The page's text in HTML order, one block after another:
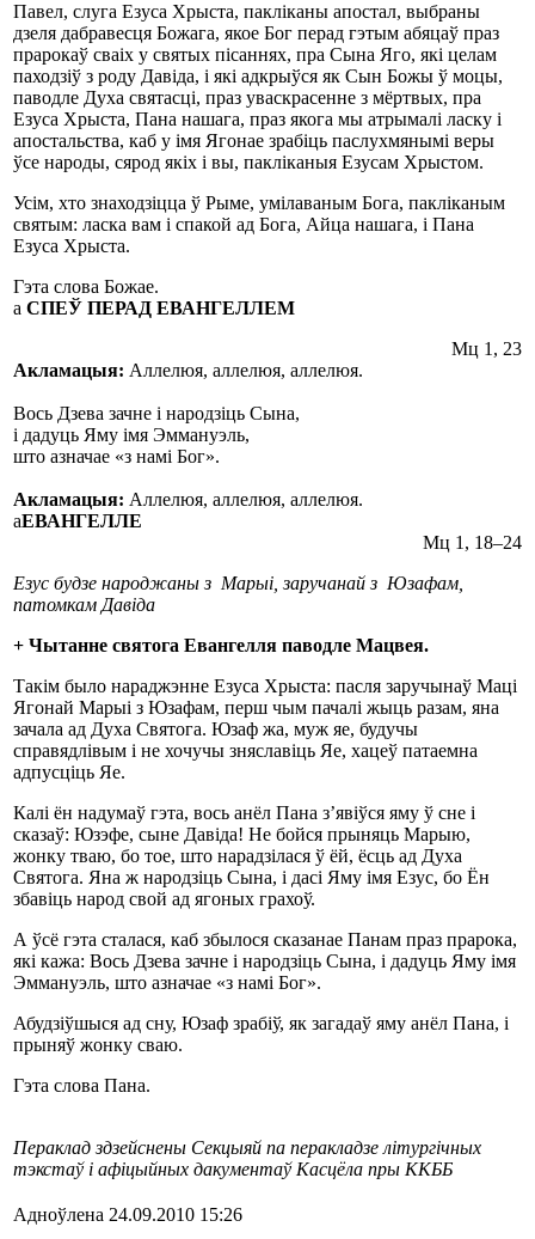
Павел, слуга Езуса Хрыста, пакліканы апостал, выбраны
дзеля дабравесця Божага, якое Бог перад гэтым абяцаў праз
прарокаў сваіх у святых пісаннях, пра Сына Яго, які целам
паходзіў з роду Давіда, і які адкрыўся як Сын Божы ў моцы,
паводле Духа святасці, праз уваскрасенне з мёртвых, пра
Езуса Хрыста, Пана нашага, праз якога мы атрымалі ласку і
апостальства, каб у імя Ягонае зрабіць паслухмянымі веры
ўсе народы, сярод якіх і вы, пакліканыя Езусам Хрыстом.
Усім, хто знаходзіцца ў Рыме, умілаваным Бога, пакліканым
святым: ласка вам і спакой ад Бога, Айца нашага, і Пана
Езуса Хрыста.
Гэта слова Божае.
а СПЕЎ ПЕРАД ЕВАНГЕЛЛЕМ
Мц 1, 23
Акламацыя: Аллелюя, аллелюя, аллелюя.
Вось Дзева зачне і народзіць Сына,
і дадуць Яму імя Эммануэль,
што азначае «з намі Бог».
Акламацыя: Аллелюя, аллелюя, аллелюя.
аЕВАНГЕЛЛЕ
Мц 1, 18–24
Езус будзе народжаны з Марыі, заручанай з Юзафам,
патомкам Давіда
+ Чытанне святога Евангелля паводле Мацвея.
Такім было нараджэнне Езуса Хрыста: пасля заручынаў Маці
Ягонай Марыі з Юзафам, перш чым пачалі жыць разам, яна
зачала ад Духа Святога. Юзаф жа, муж яе, будучы
справядлівым і не хочучы зняславіць Яе, хацеў патаемна
адпусціць Яе.
Калі ён надумаў гэта, вось анёл Пана з’явіўся яму ў сне і
сказаў: Юзэфе, сыне Давіда! Не бойся прыняць Марыю,
жонку тваю, бо тое, што нарадзілася ў ёй, ёсць ад Духа
Святога. Яна ж народзіць Сына, і дасі Яму імя Езус, бо Ён
збавіць народ свой ад ягоных грахоў.
А ўсё гэта сталася, каб збылося сказанае Панам праз прарока,
які кажа: Вось Дзева зачне і народзіць Сына, і дадуць Яму імя
Эммануэль, што азначае «з намі Бог».
Абудзіўшыся ад сну, Юзаф зрабіў, як загадаў яму анёл Пана, і
прыняў жонку сваю.
Гэта слова Пана.
Пераклад здзейснены Секцыяй па перакладзе літургічных
тэкстаў і афіцыйных дакументаў Касцёла пры ККББ
Адноўлена 24.09.2010 15:26